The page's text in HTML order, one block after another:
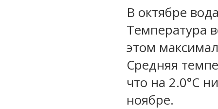
В октябре
Температура
этом
Средняя
что на 2.0°C
ноябре.